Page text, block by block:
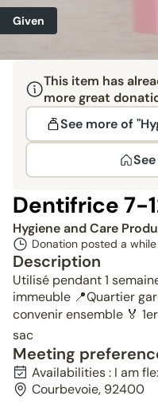
Given
This item has
more great
See more of
Dentifrice 7-
Hygiene and Care
Donation posted a
Description
Utilisé pendant 1
immeuble 📍Quartier
convenir ensemble 🏅
sac
Meeting
Availabilities : I am
Courbevoie, 92400